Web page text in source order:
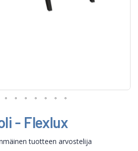
- Flexlux
tuotteen arvostelija